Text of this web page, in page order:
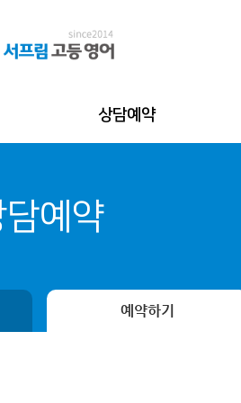
상담예약
담예약
예약하기